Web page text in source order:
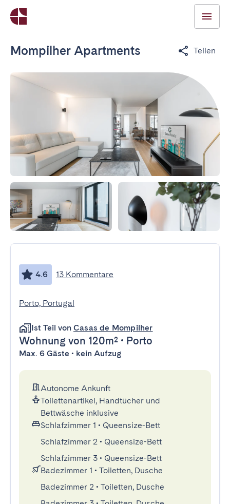
Mompilher Apartments Teilen
4.6 13 Kommentare
Porto, Portugal
Ist Teil von Casas de Mompilher
Wohnung von 120m² • Porto
Max. 6 Gäste • kein Aufzug
Autonome Ankunft
Toilettenartikel, Handtücher und
Bettwäsche inklusive
Schlafzimmer 1 • Queensize-Bett
Schlafzimmer 2 • Queensize-Bett
Schlafzimmer 3 • Queensize-Bett
Badezimmer 1 • Toiletten, Dusche
Badezimmer 2 • Toiletten, Dusche